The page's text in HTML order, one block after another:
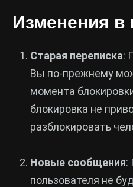
Изменения в
Старая переписка:
Вы по-прежнему
момента
блокировка не
разблокировать
Новые сообщения:
пользователя не